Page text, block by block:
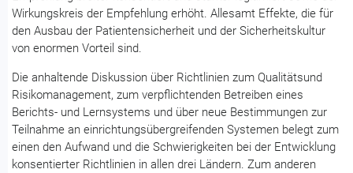
Wirkungskreis der Empfehlung erhöht. Allesamt Effekte, die für
den Ausbau der Patientensicherheit und der Sicherheitskultur
von enormen Vorteil sind.
Die anhaltende Diskussion über Richtlinien zum Qualitätsund
Risikomanagement, zum verpflichtenden Betreiben eines
Berichts- und Lernsystems und über neue Bestimmungen zur
Teilnahme an einrichtungsübergreifenden Systemen belegt zum
einen den Aufwand und die Schwierigkeiten bei der Entwicklung
konsentierter Richtlinien in allen drei Ländern. Zum anderen